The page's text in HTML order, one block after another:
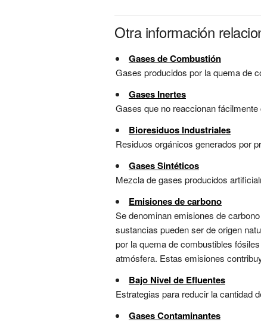
Otra información
Gases de Combustión
Gases producidos por la quema de
Gases Inertes
Gases que no reaccionan
Bioresiduos Industriales
Residuos orgánicos generados por
Gases Sintéticos
Mezcla de gases producidos
Emisiones de carbono
Se denominan emisiones de
sustancias pueden ser de origen
por la quema de combustibles
atmósfera. Estas emisiones
Bajo Nivel de Efluentes
Estrategias para reducir la cantidad
Gases Contaminantes